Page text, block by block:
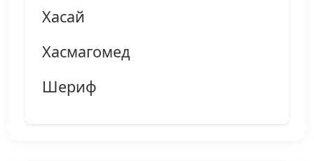
Хасай
Хасмагомед
Шериф